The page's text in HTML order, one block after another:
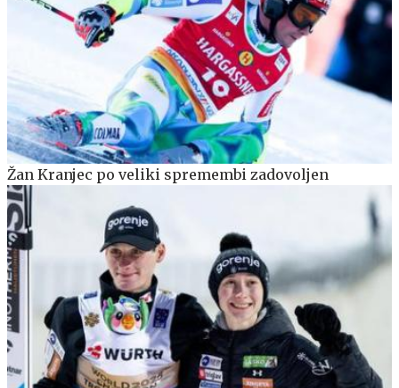
Žan Kranjec po veliki spremembi zadovoljen